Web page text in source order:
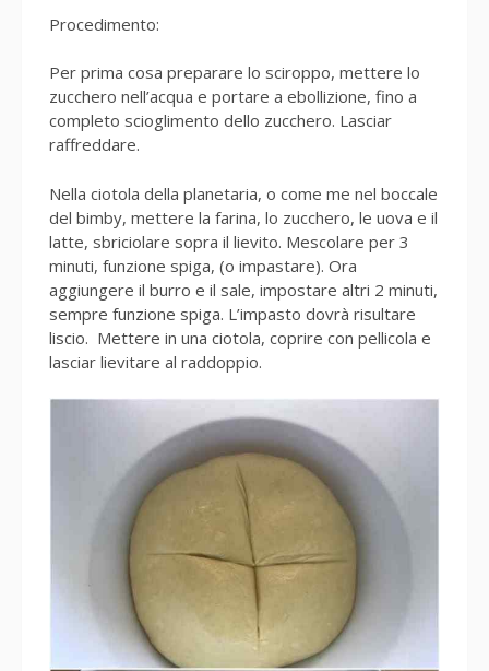
Procedimento:
Per prima cosa preparare lo sciroppo, mettere lo
zucchero nell’acqua e portare a ebollizione, fino a
completo scioglimento dello zucchero. Lasciar
raffreddare.
Nella ciotola della planetaria, o come me nel boccale
del bimby, mettere la farina, lo zucchero, le uova e il
latte, sbriciolare sopra il lievito. Mescolare per 3
minuti, funzione spiga, (o impastare). Ora
aggiungere il burro e il sale, impostare altri 2 minuti,
sempre funzione spiga. L’impasto dovrà risultare
liscio. Mettere in una ciotola, coprire con pellicola e
lasciar lievitare al raddoppio.